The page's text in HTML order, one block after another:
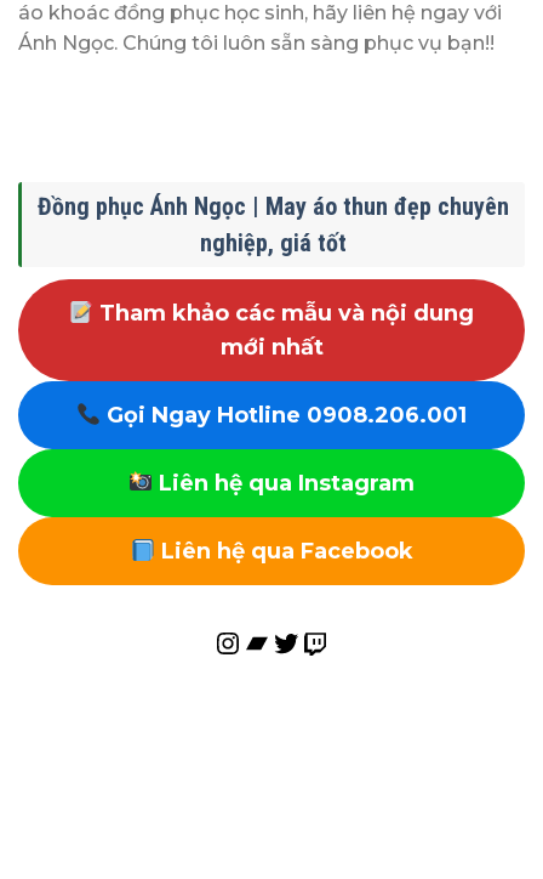
áo khoác đồng phục học sinh, hãy liên hệ ngay với
Ánh Ngọc. Chúng tôi luôn sẵn sàng phục vụ bạn!!
Đồng phục Ánh Ngọc | May áo thun đẹp chuyên
nghiệp, giá tốt
Tham khảo các mẫu và nội dung
mới nhất
Gọi Ngay Hotline 0908.206.001
Liên hệ qua Instagram
Liên hệ qua Facebook
Instagram
Bandcamp
Twitter
Twitch